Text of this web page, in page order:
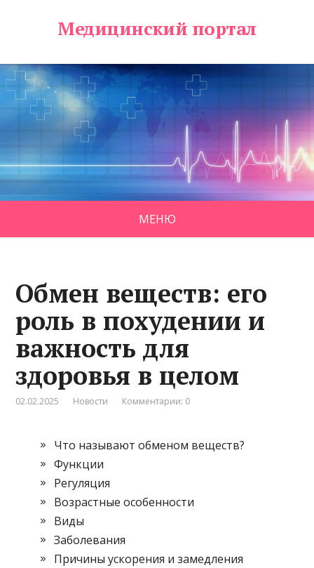
Медицинский портал
МЕНЮ
Обмен веществ: его
роль в похудении и
важность для
здоровья в целом
02.02.2025 Новости Комментарии: 0
Что называют обменом веществ?
Функции
Регуляция
Возрастные особенности
Виды
Заболевания
Причины ускорения и замедления